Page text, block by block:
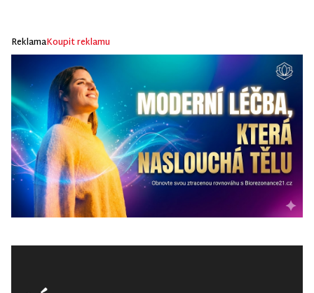
ReklamaKoupit reklamu